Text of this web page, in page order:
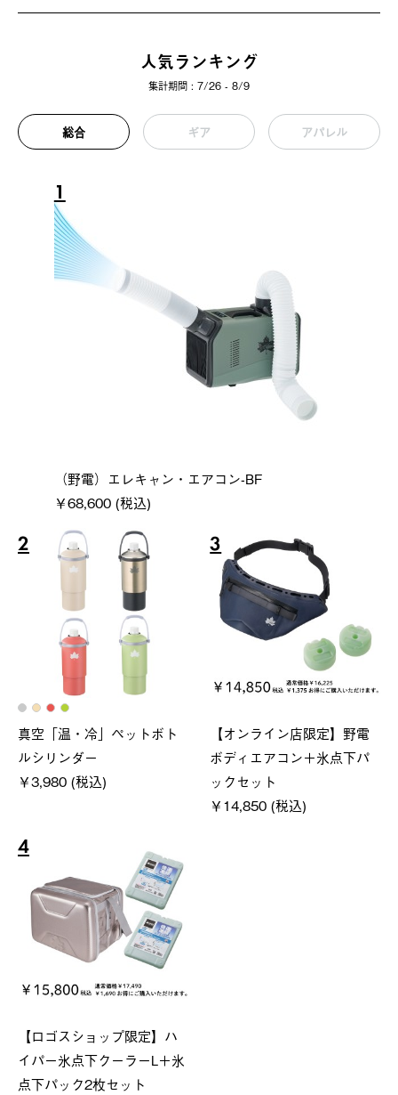
人気ランキング
集計期間 : 7/26 - 8/9
総合 ギア アパレル
1
（野電）エレキャン・エアコン-BF
￥68,600 (税込)
2
真空「温・冷」ペットボト
ルシリンダー
￥3,980 (税込)
3
【オンライン店限定】野電
ボディエアコン＋氷点下パ
ックセット
￥14,850 (税込)
4
【ロゴスショップ限定】ハ
イパー氷点下クーラーL＋氷
点下パック2枚セット